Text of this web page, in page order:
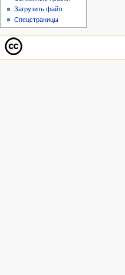
Загрузить файл
Спецстраницы